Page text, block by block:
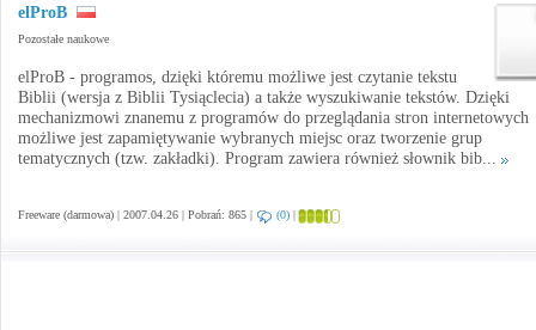
elProB
Pozostałe naukowe
elProB - programos, dzięki któremu możliwe jest czytanie tekstu
Biblii (wersja z Biblii Tysiąclecia) a także wyszukiwanie tekstów. Dzięki
mechanizmowi znanemu z programów do przeglądania stron internetowych
możliwe jest zapamiętywanie wybranych miejsc oraz tworzenie grup
tematycznych (tzw. zakładki). Program zawiera również słownik bib...
Freeware (darmowa) | 2007.04.26 | Pobrań: 865 | (0) |